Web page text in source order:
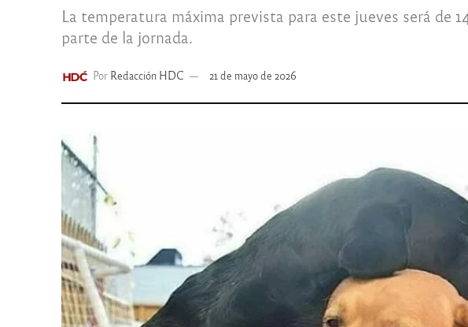
La temperatura máxima prevista para este jueves será de
parte de la jornada.
Por Redacción HDC 21 de mayo de 2026